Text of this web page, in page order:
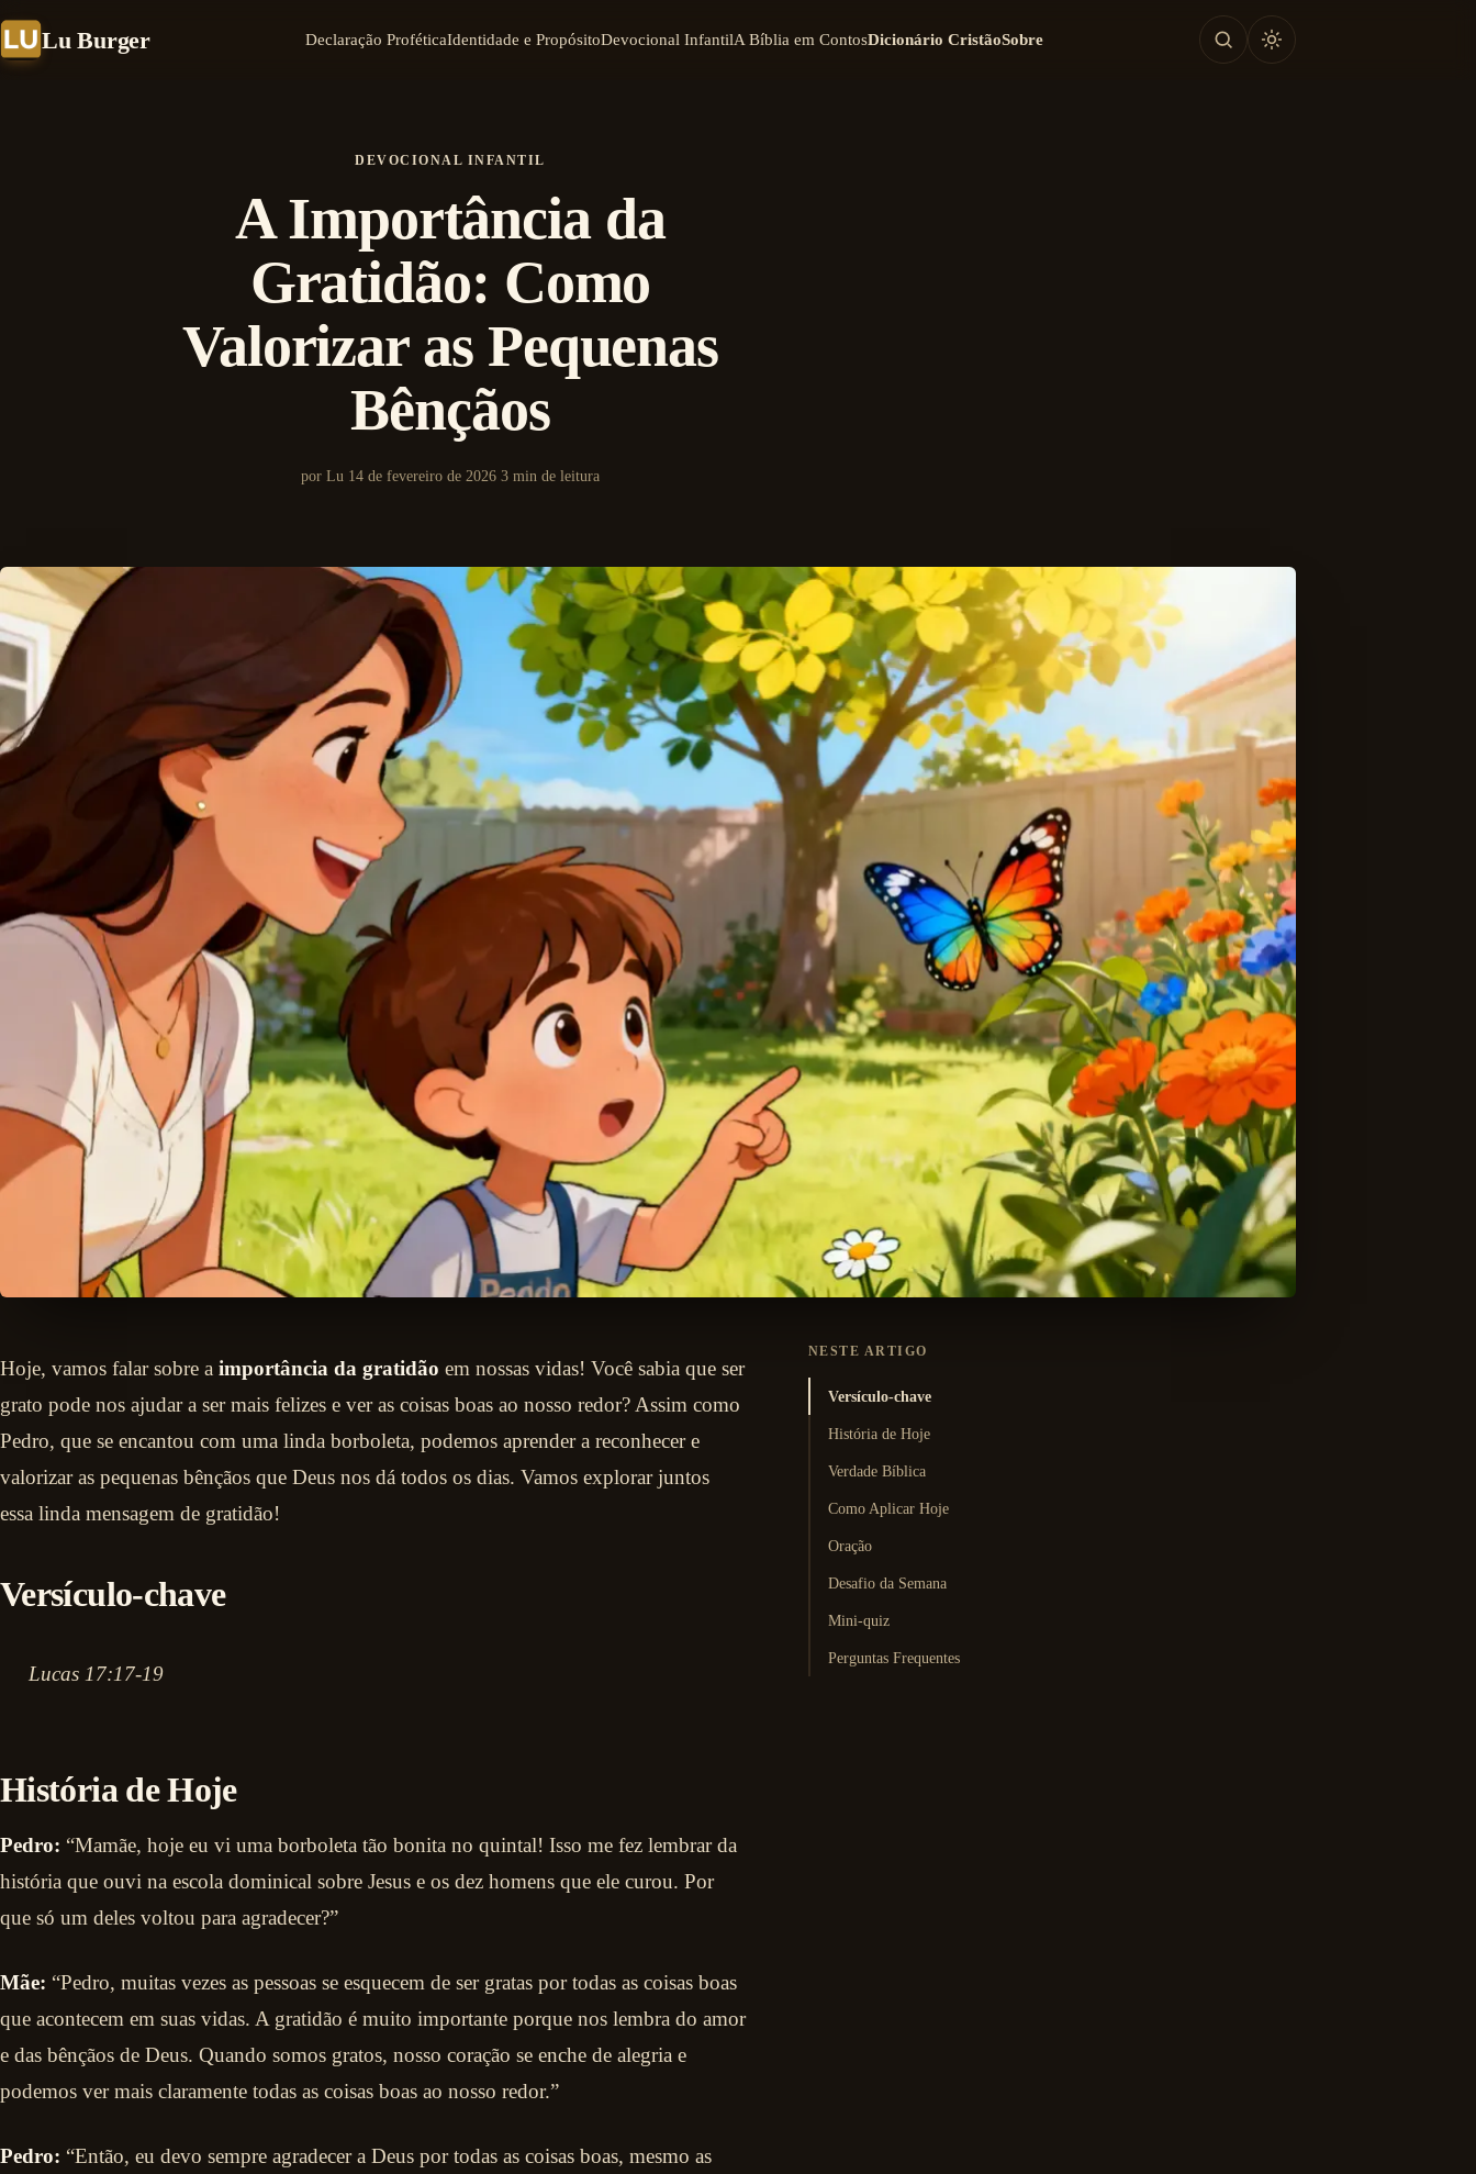
Lu Burger Declaração ProféticaIdentidade e PropósitoDevocional InfantilA Bíblia em ContosDicionário CristãoSobre
DEVOCIONAL INFANTIL
A Importância da
Gratidão: Como
Valorizar as Pequenas
Bênçãos
por Lu 14 de fevereiro de 2026 3 min de leitura
Hoje, vamos falar sobre a importância da gratidão em nossas vidas! Você sabia que ser
grato pode nos ajudar a ser mais felizes e ver as coisas boas ao nosso redor? Assim como
Pedro, que se encantou com uma linda borboleta, podemos aprender a reconhecer e
valorizar as pequenas bênçãos que Deus nos dá todos os dias. Vamos explorar juntos
essa linda mensagem de gratidão!
Versículo-chave
Lucas 17:17-19
História de Hoje
Pedro: “Mamãe, hoje eu vi uma borboleta tão bonita no quintal! Isso me fez lembrar da
história que ouvi na escola dominical sobre Jesus e os dez homens que ele curou. Por
que só um deles voltou para agradecer?”
Mãe: “Pedro, muitas vezes as pessoas se esquecem de ser gratas por todas as coisas boas
que acontecem em suas vidas. A gratidão é muito importante porque nos lembra do amor
e das bênçãos de Deus. Quando somos gratos, nosso coração se enche de alegria e
podemos ver mais claramente todas as coisas boas ao nosso redor.”
Pedro: “Então, eu devo sempre agradecer a Deus por todas as coisas boas, mesmo as
NESTE ARTIGO
Versículo-chave
História de Hoje
Verdade Bíblica
Como Aplicar Hoje
Oração
Desafio da Semana
Mini-quiz
Perguntas Frequentes